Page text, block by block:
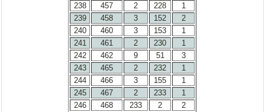
238
457 2 228
1
239
458 3 152
2
240
460 3 153
1
241
461 2 230
1
242
462 9 51
3
243
465 2 232
1
244
466 3 155
1
245
467 2 233
1
246
468 233 2
2